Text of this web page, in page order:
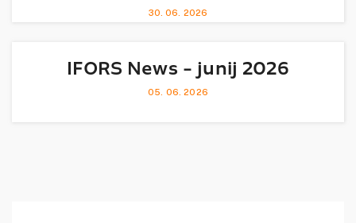
30. 06. 2026
IFORS News - junij 2026
05. 06. 2026